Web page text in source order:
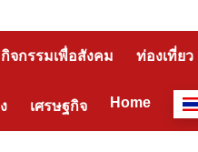
กิจกรรมเพื่อสังคม ท่องเที่ยว
เศรษฐกิจ Home